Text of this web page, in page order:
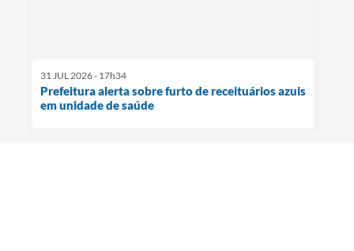
31 JUL 2026 - 17h34
Prefeitura alerta sobre furto de receituários azuis
em unidade de saúde